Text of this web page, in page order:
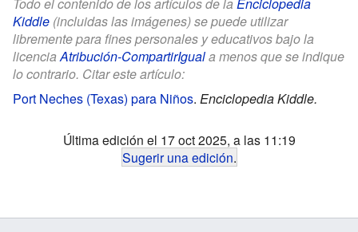
Kiddle (incluidas las imágenes) se puede utilizar
libremente para fines personales y educativos bajo la
licenciaAtribución-CompartirIguala menos que se indique
lo contrario. Citar este artículo:
Port Neches (Texas) para Niños. Enciclopedia Kiddle.
Última edición el 17 oct 2025, a las 11:19
Sugerir una edición.